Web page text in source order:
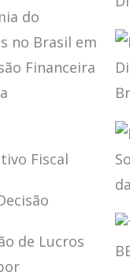
EM
E
DECISÃO